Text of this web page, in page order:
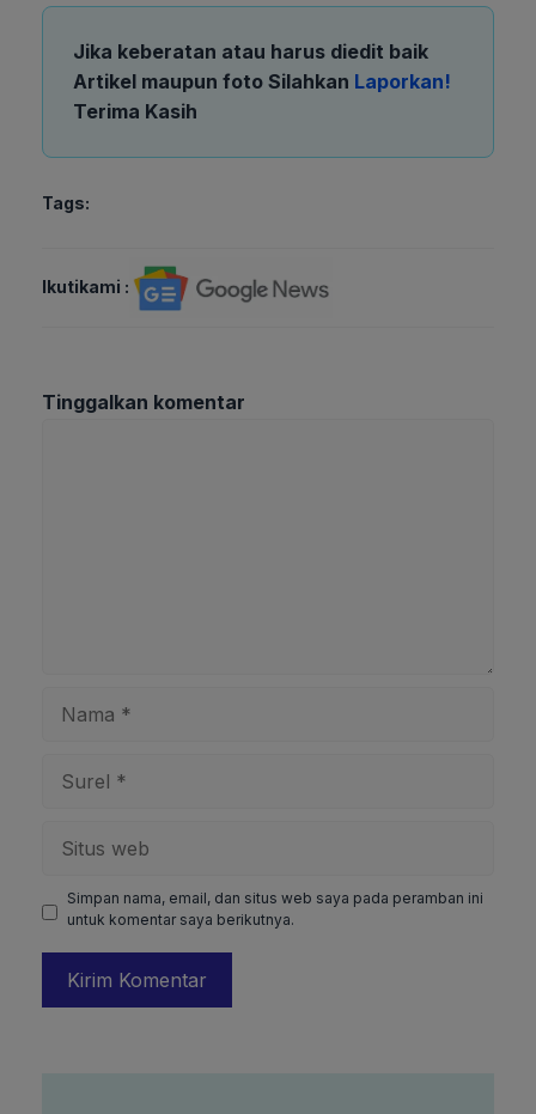
Jika keberatan atau harus diedit baik
Artikel maupun foto Silahkan Laporkan!
Terima Kasih
Tags:
Ikutikami :
Tinggalkan komentar
web
Simpan nama, email, dan situs web saya pada peramban ini
untuk komentar saya berikutnya.